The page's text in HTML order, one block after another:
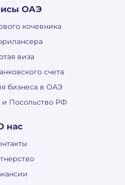
ОАЭ
кочевника
виза
счета
бизнеса в ОАЭ
и Посольство РФ
нас